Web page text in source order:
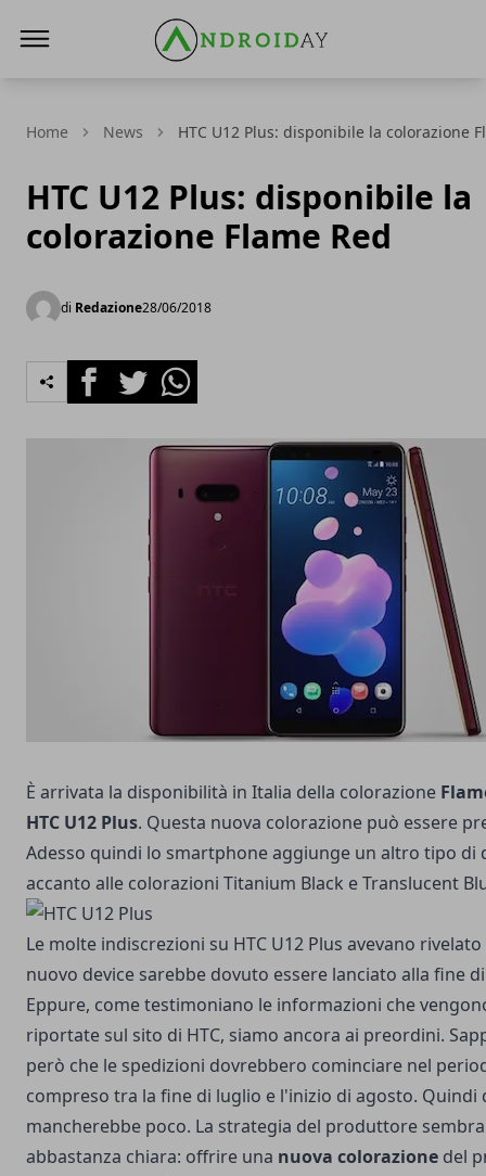
Home News HTC U12 Plus: disponibile la colorazione
HTC U12 Plus: disponibile la
colorazione Flame Red
di Redazione28/06/2018
FacebookTwitterWhatsapp
È arrivata la disponibilità in Italia della colorazione
HTC U12 Plus. Questa nuova colorazione può essere
Adesso quindi lo smartphone aggiunge un altro tipo di
accanto alle colorazioni Titanium Black e Translucent
Le molte indiscrezioni su HTC U12 Plus avevano
nuovo device sarebbe dovuto essere lanciato alla fine
Eppure, come testimoniano le informazioni che
riportate sul sito di HTC, siamo ancora ai preordini.
però che le spedizioni dovrebbero cominciare nel
compreso tra la fine di luglio e l'inizio di agosto. Quindi
mancherebbe poco. La strategia del produttore sembra
abbastanza chiara: offrire una nuova colorazione del